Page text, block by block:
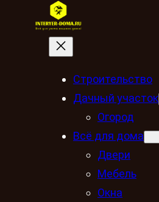
Строительство
Дачный участок
Огород
Всё для дома
Двери
Мебель
Окна